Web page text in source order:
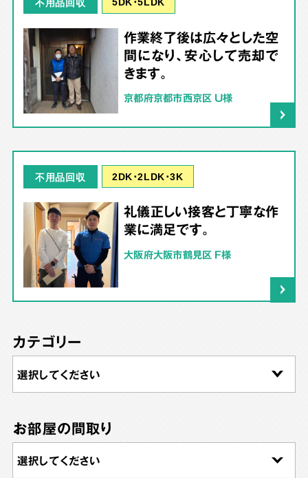
作業終了後は広々とした空
間になり、安心して売却で
きます。
京都府京都市西京区 U様
不用品回収 2DK･2LDK･3K
礼儀正しい接客と丁寧な作
業に満足です。
大阪府大阪市鶴見区 F様
カテゴリー
お部屋の間取り